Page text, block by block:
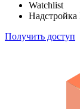
Отслеживайте
способом
Поиск
Получить доступ